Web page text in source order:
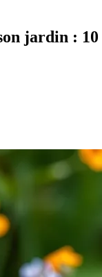
jardin : 10